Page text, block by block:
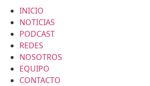
INICIO
NOTICIAS
PODCAST
REDES
NOSOTROS
EQUIPO
CONTACTO